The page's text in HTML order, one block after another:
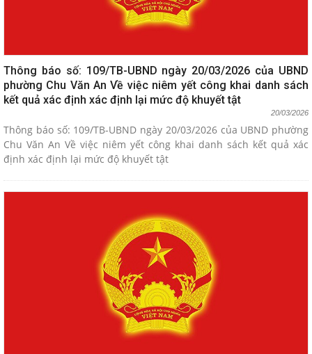
Thông báo số: 109/TB-UBND ngày 20/03/2026 của UBND
phường Chu Văn An Về việc niêm yết công khai danh sách
kết quả xác định xác định lại mức độ khuyết tật
20/03/2026
Thông báo số: 109/TB-UBND ngày 20/03/2026 của UBND phường
Chu Văn An Về việc niêm yết công khai danh sách kết quả xác
định xác định lại mức độ khuyết tật